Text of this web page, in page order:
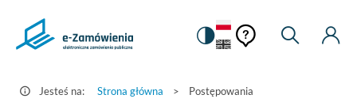
Postępowania
Zamówienia.gov.pl
Zmiana
na
kontrastową
Pomoc
kontekstowa
Pomoc
Moje
Jesteś na: Strona główna > Postępowania